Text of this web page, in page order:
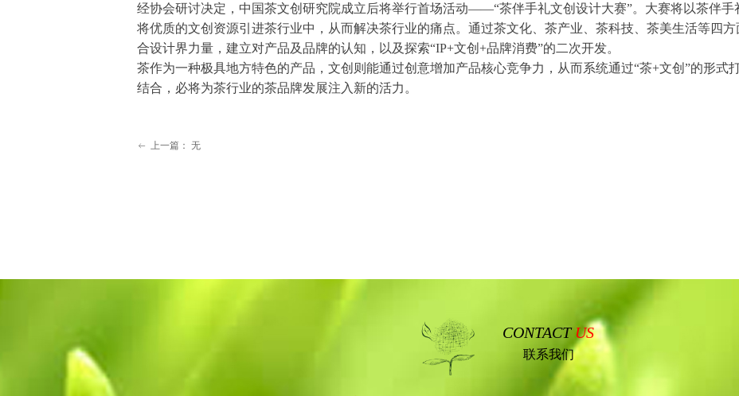
经协会研讨决定，中国茶文创研究院成立后将举行首场活动——“茶伴手礼文创设计大赛”。大赛将以茶伴手
将优质的文创资源引进茶行业中，从而解决茶行业的痛点。通过茶文化、茶产业、茶科技、茶美生活等四
合设计界力量，建立对产品及品牌的认知，以及探索“IP+文创+品牌消费”的二次开发。
茶作为一种极具地方特色的产品，文创则能通过创意增加产品核心竞争力，从而系统通过“茶+文创”的形式
结合，必将为茶行业的茶品牌发展注入新的活力。
ꂃ 上一篇： 无
CONTACT US
联系我们